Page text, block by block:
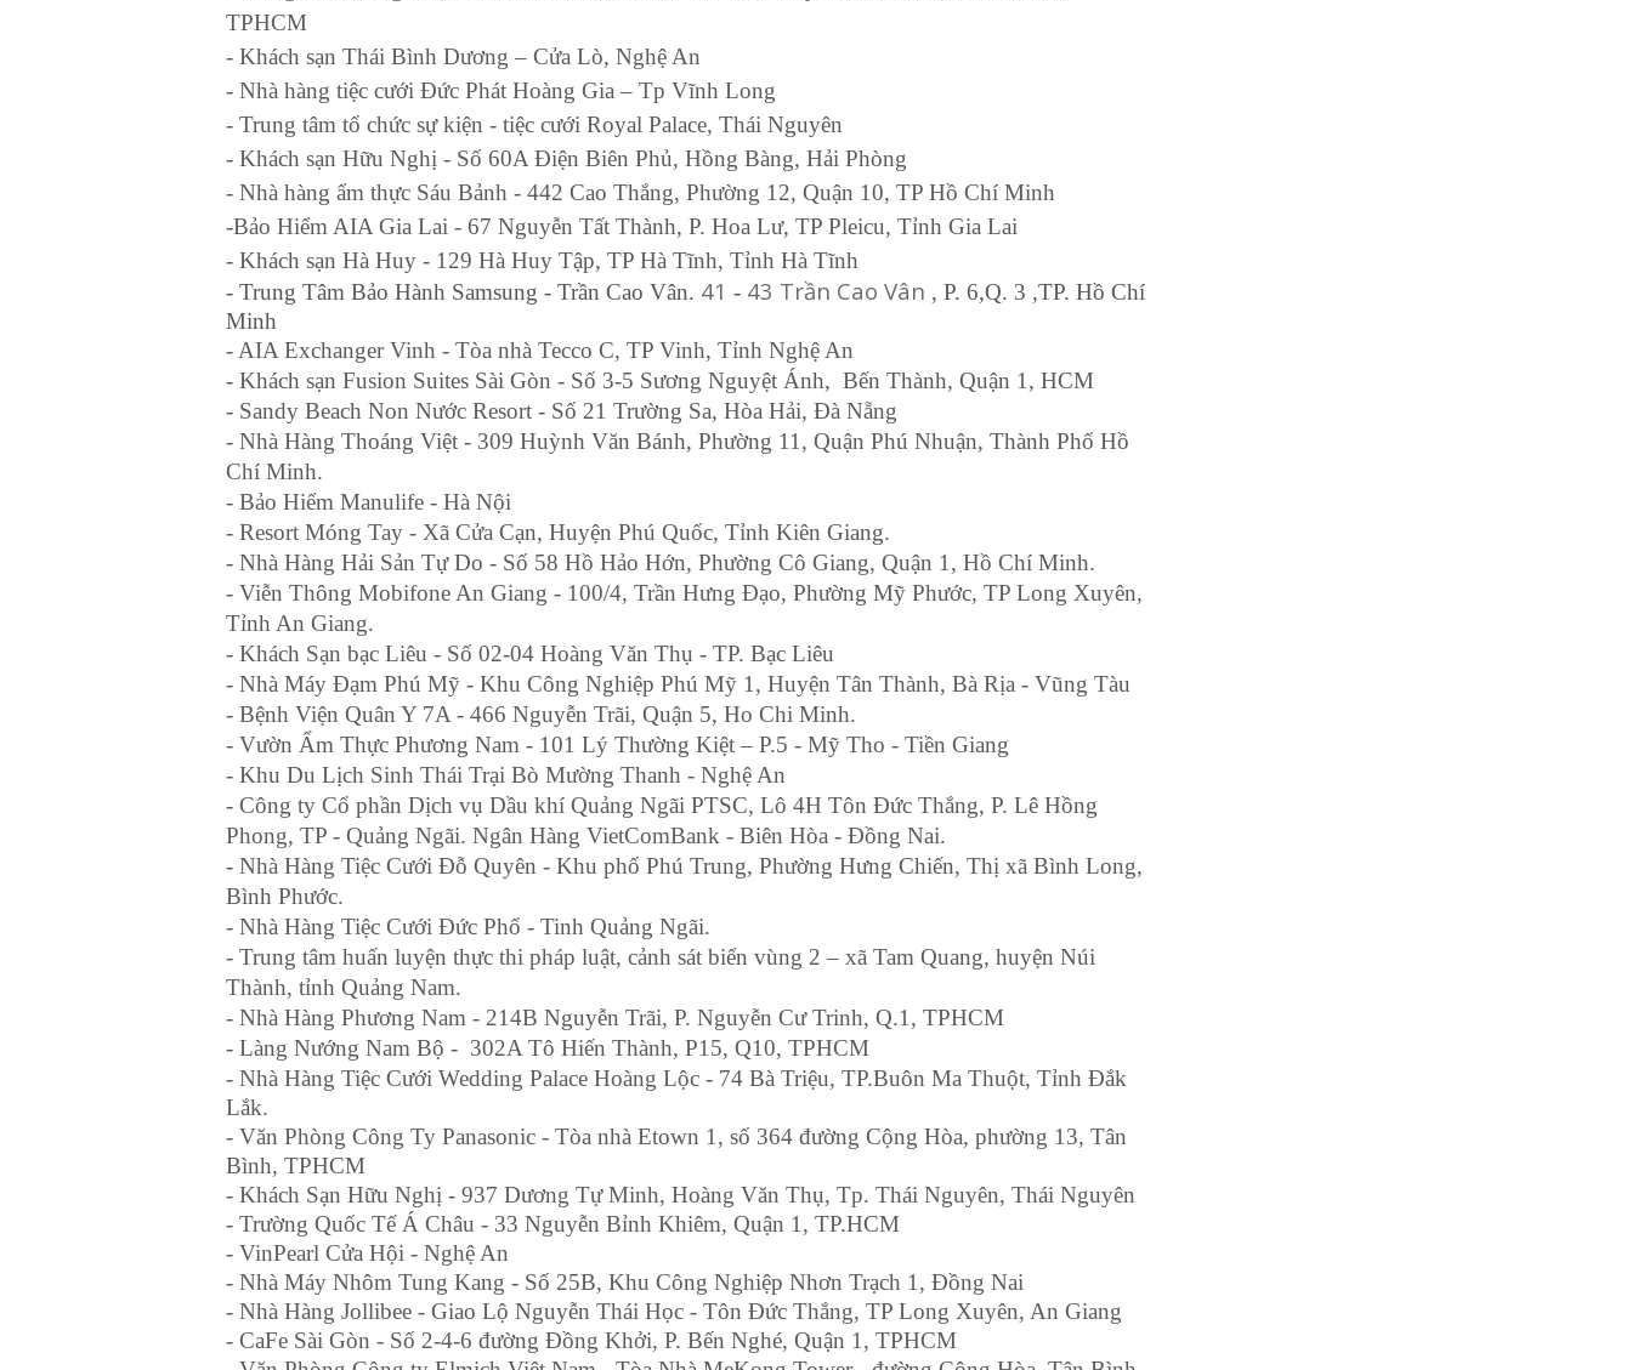
TPHCM
- Khách sạn Thái Bình Dương – Cửa Lò, Nghệ An
- Nhà hàng tiệc cưới Đức Phát Hoàng Gia – Tp Vĩnh Long
- Trung tâm tổ chức sự kiện - tiệc cưới Royal Palace, Thái Nguyên
- Khách sạn Hữu Nghị - Số 60A Điện Biên Phủ, Hồng Bàng, Hải Phòng
- Nhà hàng ẩm thực Sáu Bảnh - 442 Cao Thắng, Phường 12, Quận 10, TP Hồ Chí Minh
-Bảo Hiểm AIA Gia Lai - 67 Nguyễn Tất Thành, P. Hoa Lư, TP Pleicu, Tỉnh Gia Lai
- Khách sạn Hà Huy - 129 Hà Huy Tập, TP Hà Tĩnh, Tỉnh Hà Tĩnh
- Trung Tâm Bảo Hành Samsung - Trần Cao Vân. 41 - 43 Trần Cao Vân , P. 6,Q. 3 ,TP. Hồ Chí
Minh
- AIA Exchanger Vinh - Tòa nhà Tecco C, TP Vinh, Tỉnh Nghệ An
- Khách sạn Fusion Suites Sài Gòn - Số 3-5 Sương Nguyệt Ánh, Bến Thành, Quận 1, HCM
- Sandy Beach Non Nước Resort - Số 21 Trường Sa, Hòa Hải, Đà Nẵng
- Nhà Hàng Thoáng Việt - 309 Huỳnh Văn Bánh, Phường 11, Quận Phú Nhuận, Thành Phố Hồ
Chí Minh.
- Bảo Hiểm Manulife - Hà Nội
- Resort Móng Tay - Xã Cửa Cạn, Huyện Phú Quốc, Tỉnh Kiên Giang.
- Nhà Hàng Hải Sản Tự Do - Số 58 Hồ Hảo Hớn, Phường Cô Giang, Quận 1, Hồ Chí Minh.
- Viễn Thông Mobifone An Giang - 100/4, Trần Hưng Đạo, Phường Mỹ Phước, TP Long Xuyên,
Tỉnh An Giang.
- Khách Sạn bạc Liêu - Số 02-04 Hoàng Văn Thụ - TP. Bạc Liêu
- Nhà Máy Đạm Phú Mỹ - Khu Công Nghiệp Phú Mỹ 1, Huyện Tân Thành, Bà Rịa - Vũng Tàu
- Bệnh Viện Quân Y 7A - 466 Nguyễn Trãi, Quận 5, Ho Chi Minh.
- Vườn Ẩm Thực Phương Nam - 101 Lý Thường Kiệt – P.5 - Mỹ Tho - Tiền Giang
- Khu Du Lịch Sinh Thái Trại Bò Mường Thanh - Nghệ An
- Công ty Cổ phần Dịch vụ Dầu khí Quảng Ngãi PTSC, Lô 4H Tôn Đức Thắng, P. Lê Hồng
Phong, TP - Quảng Ngãi. Ngân Hàng VietComBank - Biên Hòa - Đồng Nai.
- Nhà Hàng Tiệc Cưới Đỗ Quyên - Khu phố Phú Trung, Phường Hưng Chiến, Thị xã Bình Long,
Bình Phước.
- Nhà Hàng Tiệc Cưới Đức Phổ - Tinh Quảng Ngãi.
- Trung tâm huấn luyện thực thi pháp luật, cảnh sát biển vùng 2 – xã Tam Quang, huyện Núi
Thành, tỉnh Quảng Nam.
- Nhà Hàng Phương Nam - 214B Nguyễn Trãi, P. Nguyễn Cư Trinh, Q.1, TPHCM
- Làng Nướng Nam Bộ - 302A Tô Hiến Thành, P15, Q10, TPHCM
- Nhà Hàng Tiệc Cưới Wedding Palace Hoàng Lộc - 74 Bà Triệu, TP.Buôn Ma Thuột, Tỉnh Đắk
Lắk.
- Văn Phòng Công Ty Panasonic - Tòa nhà Etown 1, số 364 đường Cộng Hòa, phường 13, Tân
Bình, TPHCM
- Khách Sạn Hữu Nghị - 937 Dương Tự Minh, Hoàng Văn Thụ, Tp. Thái Nguyên, Thái Nguyên
- Trường Quốc Tế Á Châu - 33 Nguyễn Bỉnh Khiêm, Quận 1, TP.HCM
- VinPearl Cửa Hội - Nghệ An
- Nhà Máy Nhôm Tung Kang - Số 25B, Khu Công Nghiệp Nhơn Trạch 1, Đồng Nai
- Nhà Hàng Jollibee - Giao Lộ Nguyễn Thái Học - Tôn Đức Thắng, TP Long Xuyên, An Giang
- CaFe Sài Gòn - Số 2-4-6 đường Đồng Khởi, P. Bến Nghé, Quận 1, TPHCM